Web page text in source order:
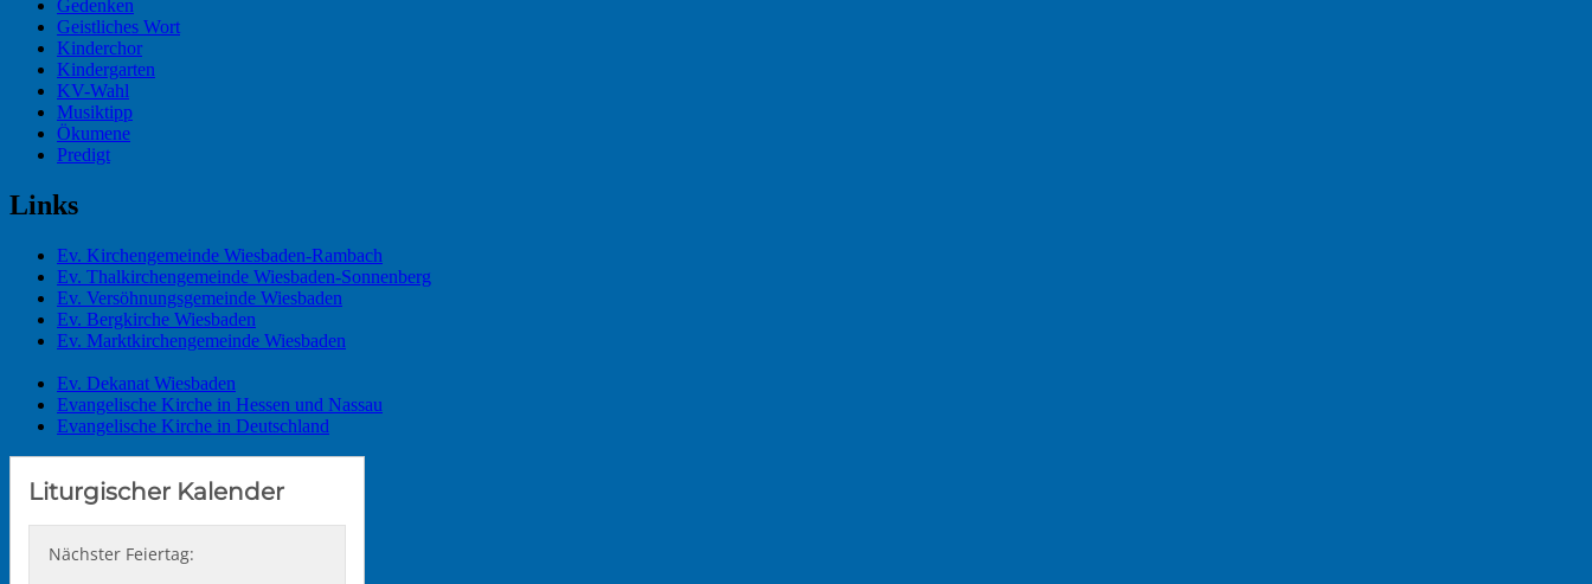
Gedenken
Geistliches Wort
Kinderchor
Kindergarten
KV-Wahl
Musiktipp
Ökumene
Predigt
Links
Ev. Kirchengemeinde Wiesbaden-Rambach
Ev. Thalkirchengemeinde Wiesbaden-Sonnenberg
Ev. Versöhnungsgemeinde Wiesbaden
Ev. Bergkirche Wiesbaden
Ev. Marktkirchengemeinde Wiesbaden
Ev. Dekanat Wiesbaden
Evangelische Kirche in Hessen und Nassau
Evangelische Kirche in Deutschland